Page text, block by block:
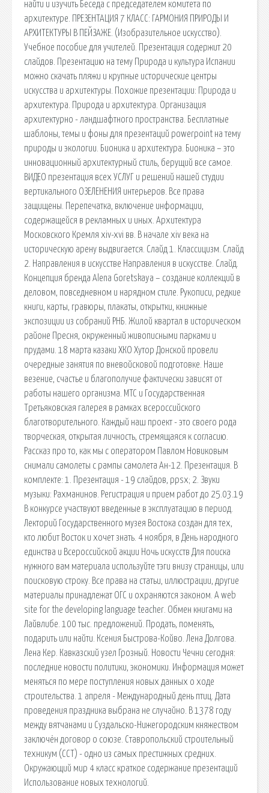
найти и изучить Беседа с председателем комитета по
архитектуре. ПРЕЗЕНТАЦИЯ 7 КЛАСС: ГАРМОНИЯ ПРИРОДЫ И
АРХИТЕКТУРЫ В ПЕЙЗАЖЕ. (Изобразительное искусство).
Учебное пособие для учителей. Презентация содержит 20
слайдов. Презентацию на тему Природа и культура Испании
можно скачать пляжи и крупные исторические центры
искусства и архитектуры. Похожие презентации: Природа и
архитектура. Природа и архитектура. Организация
архитектурно - ландшафтного пространства. Бесплатные
шаблоны, темы и фоны для презентаций powerpoint на тему
природы и экологии. Бионика и архитектура. Бионика – это
инновационный архитектурный стиль, берущий все самое.
ВИДЕО презентация всех УСЛУГ и решений нашей студии
вертикального ОЗЕЛЕНЕНИЯ интерьеров. Все права
защищены. Перепечатка, включение информации,
содержащейся в рекламных и иных. Архитектура
Московского Кремля xiv-xvi вв. В начале xiv века на
историческую арену выдвигается. Слайд 1. Классицизм. Слайд
2. Направления в искусстве Направления в искусстве. Слайд.
Концепция бренда Alena Goretskaya – создание коллекций в
деловом, повседневном и нарядном стиле. Рукописи, редкие
книги, карты, гравюры, плакаты, открытки, книжные
экспозиции из собраний РНБ. Жилой квартал в историческом
районе Пресня, окруженный живописными парками и
прудами. 18 марта казаки ХКО Хутор Донской провели
очередные занятия по вневойсковой подготовке. Наше
везение, счастье и благополучие фактически зависят от
работы нашего организма. МТС и Государственная
Третьяковская галерея в рамках всероссийского
благотворительного. Каждый наш проект - это своего рода
творческая, открытая личность, стремящаяся к согласию.
Рассказ про то, как мы с оператором Павлом Новиковым
снимали самолеты с рампы самолета Ан-12. Презентация. В
комплекте: 1. Презентация - 19 слайдов, ppsx; 2. Звуки
музыки: Рахманинов. Регистрация и прием работ до 25.03.19
В конкурсе участвуют введенные в эксплуатацию в период.
Лекторий Государственного музея Востока создан для тех,
кто любит Восток и хочет знать. 4 ноября, в День народного
единства и Всероссийской акции Ночь искусств Для поиска
нужного вам материала используйте тэги внизу страницы, или
поисковую строку. Все права на статьи, иллюстрации, другие
материалы принадлежат ОГС и охраняются законом. A web
site for the developing language teacher. Обмен книгами на
Лайвлибе. 100 тыс. предложений. Продать, поменять,
подарить или найти. Ксения Быстрова-Койво. Лена Долгова.
Лена Кер. Кавказский узел Грозный. Новости Чечни сегодня:
последние новости политики, экономики. Информация может
меняться по мере поступления новых данных о ходе
строительства. 1 апреля - Международный день птиц. Дата
проведения праздника выбрана не случайно. В 1378 году
между вятчанами и Суздальско-Нижегородским княжеством
заключён договор о союзе. Ставропольский строительный
техникум (ССТ) - одно из самых престижных средних.
Окружающий мир 4 класс краткое содержание презентаций
Использование новых технологий.